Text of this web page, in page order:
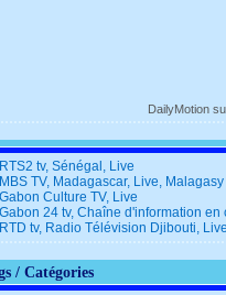
DailyMotion
RTS2 tv, Sénégal, Live
MBS TV, Madagascar, Live, Malagasy
Gabon Culture TV, Live
Gabon 24 tv, Chaîne d'information en
RTD tv, Radio Télévision Djibouti, Live
/ Catégories